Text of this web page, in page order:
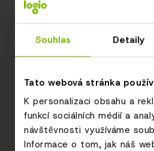
Souhlas Detaily
Tato webová stránka
K personalizaci obsahu a
funkcí sociálních médií a
návštěvnosti využíváme
Informace o tom, jak náš